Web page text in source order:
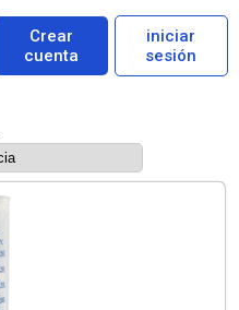
Crear
cuenta
iniciar
sesión